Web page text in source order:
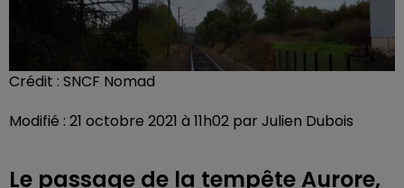
Crédit : SNCF Nomad
Modifié : 21 octobre 2021 à 11h02 par Julien Dubois
Le passage de la tempête Aurore,